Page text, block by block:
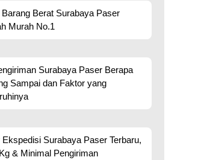
Berat Surabaya Paser
Murah No.1
Surabaya Paser Berapa
Sampai dan Faktor yang
Ekspedisi Surabaya Paser Terbaru,
& Minimal Pengiriman